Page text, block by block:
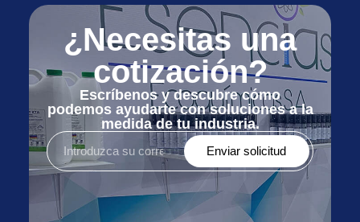
¿Necesitas una
cotización?
Escríbenos y descubre cómo
podemos ayudarte con soluciones a la
medida de tu industria.
Enviar solicitud